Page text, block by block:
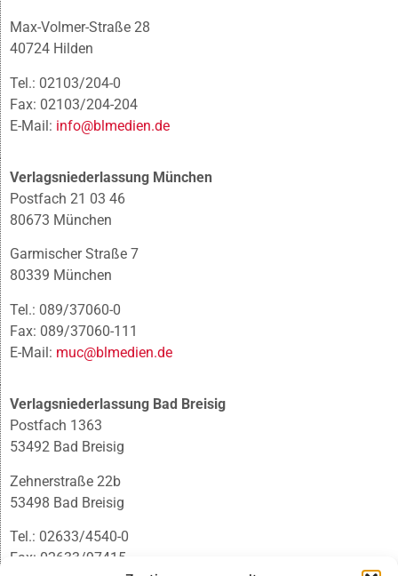
Max-Volmer-Straße 28
40724 Hilden
Tel.: 02103/204-0
Fax: 02103/204-204
E-Mail: info@blmedien.de
Verlagsniederlassung München
Postfach 21 03 46
80673 München
Garmischer Straße 7
80339 München
Tel.: 089/37060-0
Fax: 089/37060-111
E-Mail: muc@blmedien.de
Verlagsniederlassung Bad Breisig
Postfach 1363
53492 Bad Breisig
Zehnerstraße 22b
53498 Bad Breisig
Tel.: 02633/4540-0
Fax: 02633/97415